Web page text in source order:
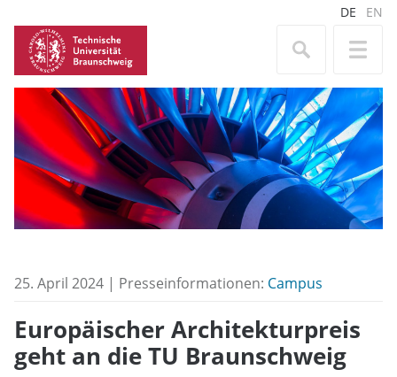
DE EN
25. April 2024 | Presseinformationen: Campus
Europäischer Architekturpreis
geht an die TU Braunschweig